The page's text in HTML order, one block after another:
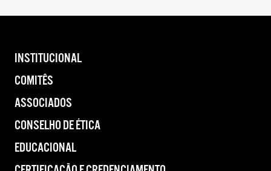
INSTITUCIONAL
COMITÊS
ASSOCIADOS
CONSELHO DE ÉTICA
EDUCACIONAL